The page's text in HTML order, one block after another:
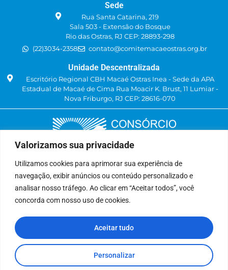
Valorizamos sua privacidade
Utilizamos cookies para aprimorar sua experiência de
navegação, exibir anúncios ou conteúdo personalizado e
analisar nosso tráfego. Ao clicar em “Aceitar todos”, você
concorda com nosso uso de cookies.
Personalizar
Aceitar tudo
Sede
Rua Santa Catarina, 219
Sala 503 - Extensão do Bosque
Rio das Ostras, RJ CEP: 28893-298
(22)3034-2358
contato@comitemacaeostras.org.br
Unidade Descentralizada
Escritório Regional CBH Macaé Ostras Inea - Sede da APA
Estadual de Macaé de Cima Rua Moacir K. Brust, 11 Lumiar -
Nova Friburgo, RJ CEP: 28616-070
Delegatária (CILSJ)
Rua: Avenida Um, n° 01, Lote 01, Quadra 11
Bairro: Jardins de São Pedro
São Pedro da Aldeia, RJ
(22) 9 8841-2358
secretariaexecutiva@cilsj.org.br